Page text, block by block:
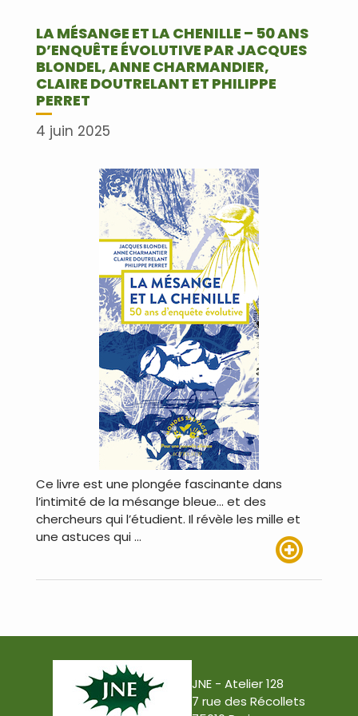
LA MÉSANGE ET LA CHENILLE – 50 ANS
D’ENQUÊTE ÉVOLUTIVE PAR JACQUES
BLONDEL, ANNE CHARMANDIER,
CLAIRE DOUTRELANT ET PHILIPPE
PERRET
4 juin 2025
Ce livre est une plongée fascinante dans
l’intimité de la mésange bleue… et des
chercheurs qui l’étudient. Il révèle les mille et
une astuces qui …
JNE - Atelier 128
7 rue des Récollets